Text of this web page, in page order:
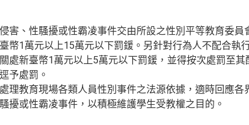
害、性騷擾或性霸凌事件交由所設之性別平等教育委員
幣1萬元以上15萬元以下罰鍰。另針對行為人不配合執
處新臺幣1萬元以上5萬元以下罰鍰，並得按次處罰至
予處罰。
理教育現場各類人員性別事件之法源依據，適時回應
擾或性霸凌事件，以積極維護學生受教權之目的。